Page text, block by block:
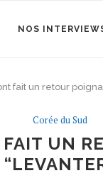
NOS
fait un retour
Corée du Sud
UN